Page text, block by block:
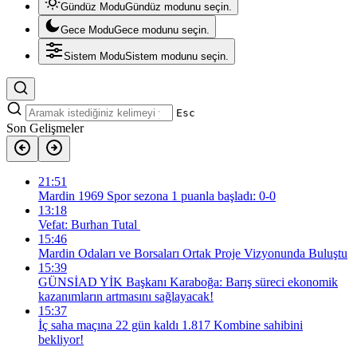
Gündüz ModuGündüz modunu seçin.
Gece ModuGece modunu seçin.
Sistem ModuSistem modunu seçin.
Esc
Son Gelişmeler
21:51
Mardin 1969 Spor sezona 1 puanla başladı: 0-0
13:18
Vefat: Burhan Tutal
15:46
Mardin Odaları ve Borsaları Ortak Proje Vizyonunda Buluştu
15:39
GÜNSİAD YİK Başkanı Karaboğa: Barış süreci ekonomik
kazanımların artmasını sağlayacak!
15:37
İç saha maçına 22 gün kaldı 1.817 Kombine sahibini
bekliyor!